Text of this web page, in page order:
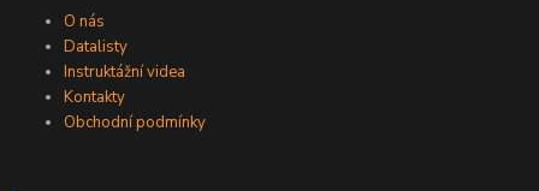
O nás
Datalisty
Instruktážní videa
Kontakty
Obchodní podmínky